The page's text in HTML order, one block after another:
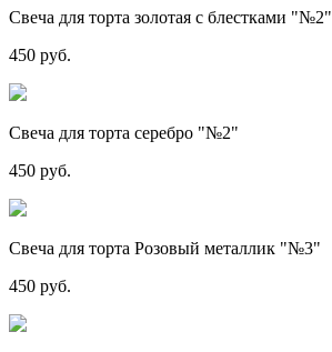
Свеча для торта золотая с блестками "№2"
450 руб.
Свеча для торта серебро "№2"
450 руб.
Свеча для торта Розовый металлик "№3"
450 руб.